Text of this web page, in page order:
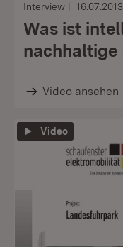
Interview 16.07.2013
Was ist
Video ansehen
Video